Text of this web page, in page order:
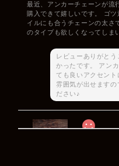
最近、アンカーチェーンが流
購入できて嬉しいです。 ゴ
イルにも合うチェーンの太さ
のタイプも欲しくなってしま
レビューありがと
かったです。 アン
ても良いアクセン
雰囲気が出せますの
ださい♪